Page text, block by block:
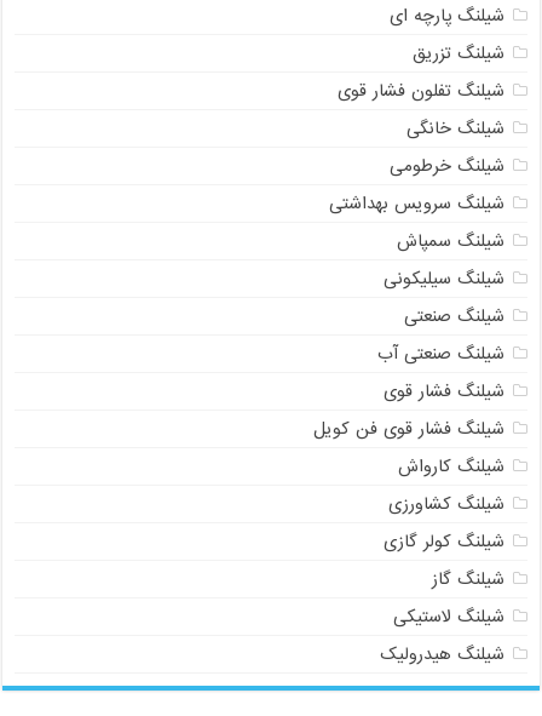
شیلنگ پارچه‌ ای
شیلنگ تزریق
شیلنگ تفلون فشار قوی
شیلنگ خانگی
شیلنگ خرطومی
شیلنگ سرویس بهداشتی
شیلنگ سمپاش
شیلنگ سیلیکونی
شیلنگ صنعتی
شیلنگ صنعتی آب
شیلنگ فشار قوی
شیلنگ فشار قوی فن کویل
شیلنگ کارواش
شیلنگ کشاورزی
شیلنگ کولر گازی
شیلنگ گاز
شیلنگ لاستیکی
شیلنگ هیدرولیک